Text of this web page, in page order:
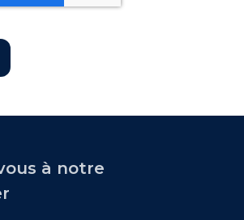
à notre